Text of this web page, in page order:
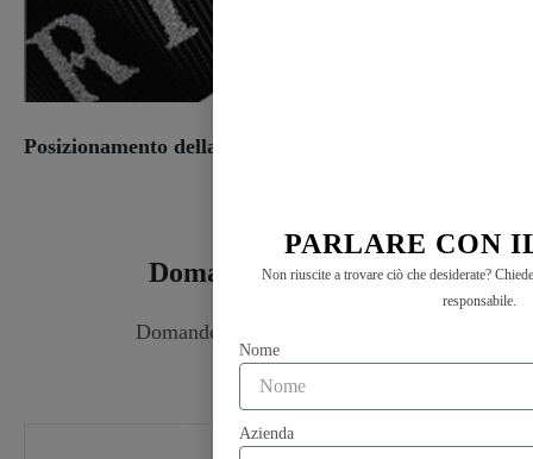
Posizionamento della stampa a inchiostro glitterato
Domande frequenti
Domande frequenti sul nastro.
PARLARE CON
Non riuscite a trovare ciò che desiderate?
responsabile.
Nome
Azienda